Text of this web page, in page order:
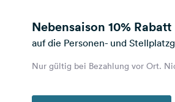
Nebensaison 10% Rabatt
auf die Personen- und
Nur gültig bei Bezahlung vor Ort.